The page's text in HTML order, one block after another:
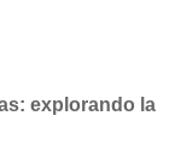
explorando la